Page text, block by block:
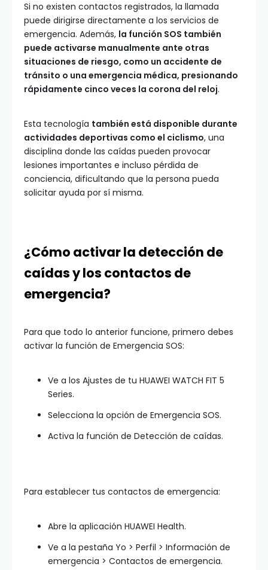
Si no existen contactos registrados, la llamada
puede dirigirse directamente a los servicios de
emergencia. Además, la función SOS también
puede activarse manualmente ante otras
situaciones de riesgo, como un accidente de
tránsito o una emergencia médica, presionando
rápidamente cinco veces la corona del reloj.
Esta tecnología también está disponible durante
actividades deportivas como el ciclismo, una
disciplina donde las caídas pueden provocar
lesiones importantes e incluso pérdida de
conciencia, dificultando que la persona pueda
solicitar ayuda por sí misma.
¿Cómo activar la detección de
caídas y los contactos de
emergencia?
Para que todo lo anterior funcione, primero debes
activar la función de Emergencia SOS:
Ve a los Ajustes de tu HUAWEI WATCH FIT 5
Series.
Selecciona la opción de Emergencia SOS.
Activa la función de Detección de caídas.
Para establecer tus contactos de emergencia:
Abre la aplicación HUAWEI Health.
Ve a la pestaña Yo > Perfil > Información de
emergencia > Contactos de emergencia.